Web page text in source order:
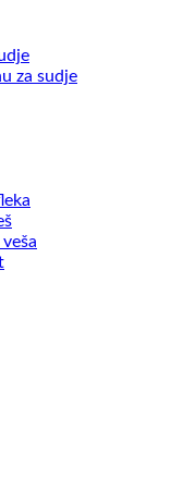
za sudje